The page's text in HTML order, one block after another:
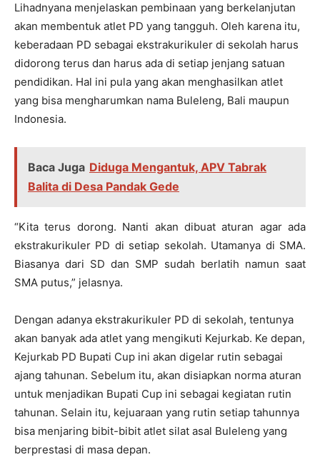
Lihadnyana menjelaskan pembinaan yang berkelanjutan
akan membentuk atlet PD yang tangguh. Oleh karena itu,
keberadaan PD sebagai ekstrakurikuler di sekolah harus
didorong terus dan harus ada di setiap jenjang satuan
pendidikan. Hal ini pula yang akan menghasilkan atlet
yang bisa mengharumkan nama Buleleng, Bali maupun
Indonesia.
Baca Juga Diduga Mengantuk, APV Tabrak
Balita di Desa Pandak Gede
“Kita terus dorong. Nanti akan dibuat aturan agar ada
ekstrakurikuler PD di setiap sekolah. Utamanya di SMA.
Biasanya dari SD dan SMP sudah berlatih namun saat
SMA putus,” jelasnya.
Dengan adanya ekstrakurikuler PD di sekolah, tentunya
akan banyak ada atlet yang mengikuti Kejurkab. Ke depan,
Kejurkab PD Bupati Cup ini akan digelar rutin sebagai
ajang tahunan. Sebelum itu, akan disiapkan norma aturan
untuk menjadikan Bupati Cup ini sebagai kegiatan rutin
tahunan. Selain itu, kejuaraan yang rutin setiap tahunnya
bisa menjaring bibit-bibit atlet silat asal Buleleng yang
berprestasi di masa depan.